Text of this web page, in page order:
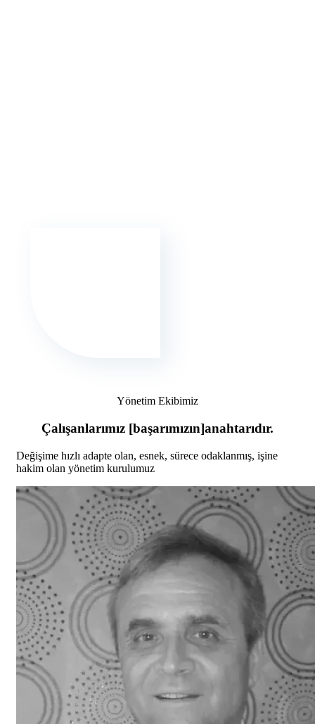
Yönetim Ekibimiz
Çalışanlarımız [başarımızın]anahtarıdır.
Değişime hızlı adapte olan, esnek, sürece odaklanmış, işine
hakim olan yönetim kurulumuz